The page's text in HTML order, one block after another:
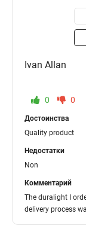
Ivan Allan
0 0
Достоинства
Quality product
Недостатки
Non
Комментарий
The duralight I
delivery process